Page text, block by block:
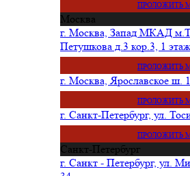
ПРОЛОЖИТЬ
Москва
г. Москва, Запад МКАД
Петушкова д.3 кор.3, 1
ПРОЛОЖИТЬ
г. Москва, Ярославское ш.
ПРОЛОЖИТЬ
г. Санкт-Петербург, ул.
ПРОЛОЖИТЬ
Санкт-Петербург
г. Санкт - Петербург, ул.